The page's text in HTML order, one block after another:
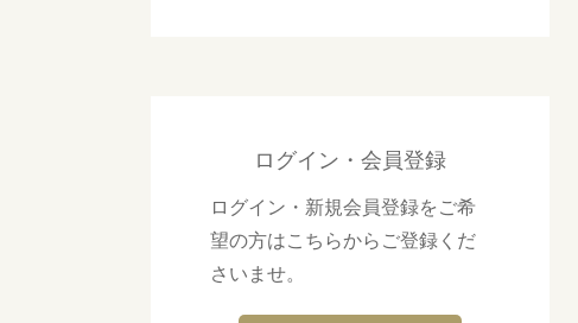
ログイン・会員登録
ログイン・新規会員登録をご希
望の方はこちらからご登録くだ
さいませ。